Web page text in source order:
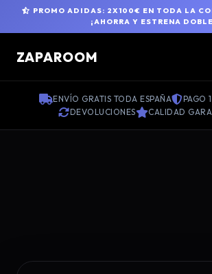
PROMO ADIDAS: 2X100€ EN TODA LA
¡AHORRA Y ESTRENA
ZAPAROOM
ENVÍO GRATIS TODA ESPAÑA
PAGO
DEVOLUCIONES
CALIDAD